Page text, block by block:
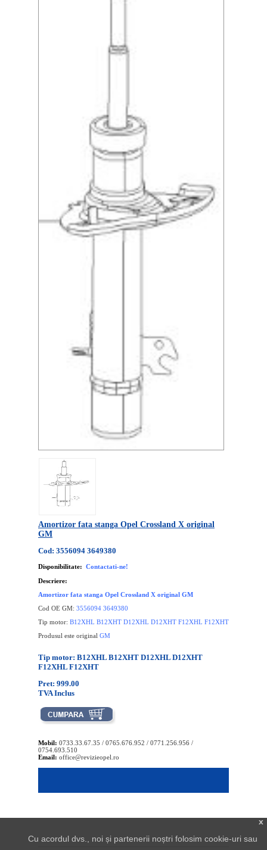
Amortizor fata stanga Opel Crossland X original
GM
Cod: 3556094 3649380
Disponibilitate: Contactati-ne!
Descriere:
Amortizor fata stanga Opel Crossland X original GM
Cod OE GM: 3556094 3649380
Tip motor: B12XHL B12XHT D12XHL D12XHT F12XHL F12XHT
Produsul este original GM
Tip motor: B12XHL B12XHT D12XHL D12XHT
F12XHL F12XHT
Pret: 999.00
TVA Inclus
Mobil: 0733.33.67.35 / 0765.676.952 / 0771.256.956 /
0754.693.510
Email: office@revizieopel.ro
x
Cu acordul dvs., noi și partenerii noștri folosim cookie-uri sau